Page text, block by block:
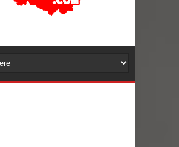
Temporal obliga a cerrar
Chancho en Talca tras caída de